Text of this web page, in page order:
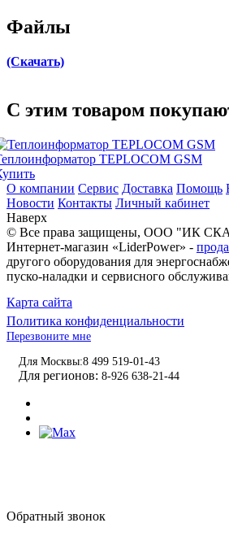
Файлы
(Скачать)
C этим товаром
TEPLOCOM GSM
О компании Сервис Доставка Помощь
Новости Контакты Личный кабинет
Наверх
© Все права защищены, ООО "ИК
Интернет-магазин «LiderPower» -
другого оборудования для
пуско-наладки и сервисного
Карта сайта
Политика конфиденциальности
Перезвоните мне
Для Москвы:8 499 519-01-43
Для регионов: 8-926 638-21-44
Обратный звонок